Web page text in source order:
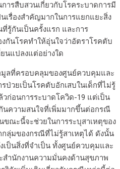
ารสืบสวนเกี่ยวกับโรคระบาดการมี
เรื่องสำคัญมากในการแยกแยะสิ่ง
รู้กันเป็นครั้งแรก และการ
กันโรคทำให้อุ่นใจว่าอัตราโรคตับ
นแปลงแต่อย่างใด
มูลที่ครอบคลุมของศูนย์ควบคุมและ
ป่วยเป็นโรคตับอักเสบในเด็กที่ไม่รู้
วก่อนการระบาดโควิด-19 แต่เป็น
นความสนใจที่เพิ่มมากขึ้นต่อกรณี
ขณะนี้จะช่วยในการระบุสาเหตุของ
ลุ่มของกรณีที่ไม่รู้สาเหตุได้ ดังนั้น
เป็นสิ่งที่จำเป็น ทั้งศูนย์ควบคุมและ
สำนักงานความมั่นคงด้านสุขภาพ